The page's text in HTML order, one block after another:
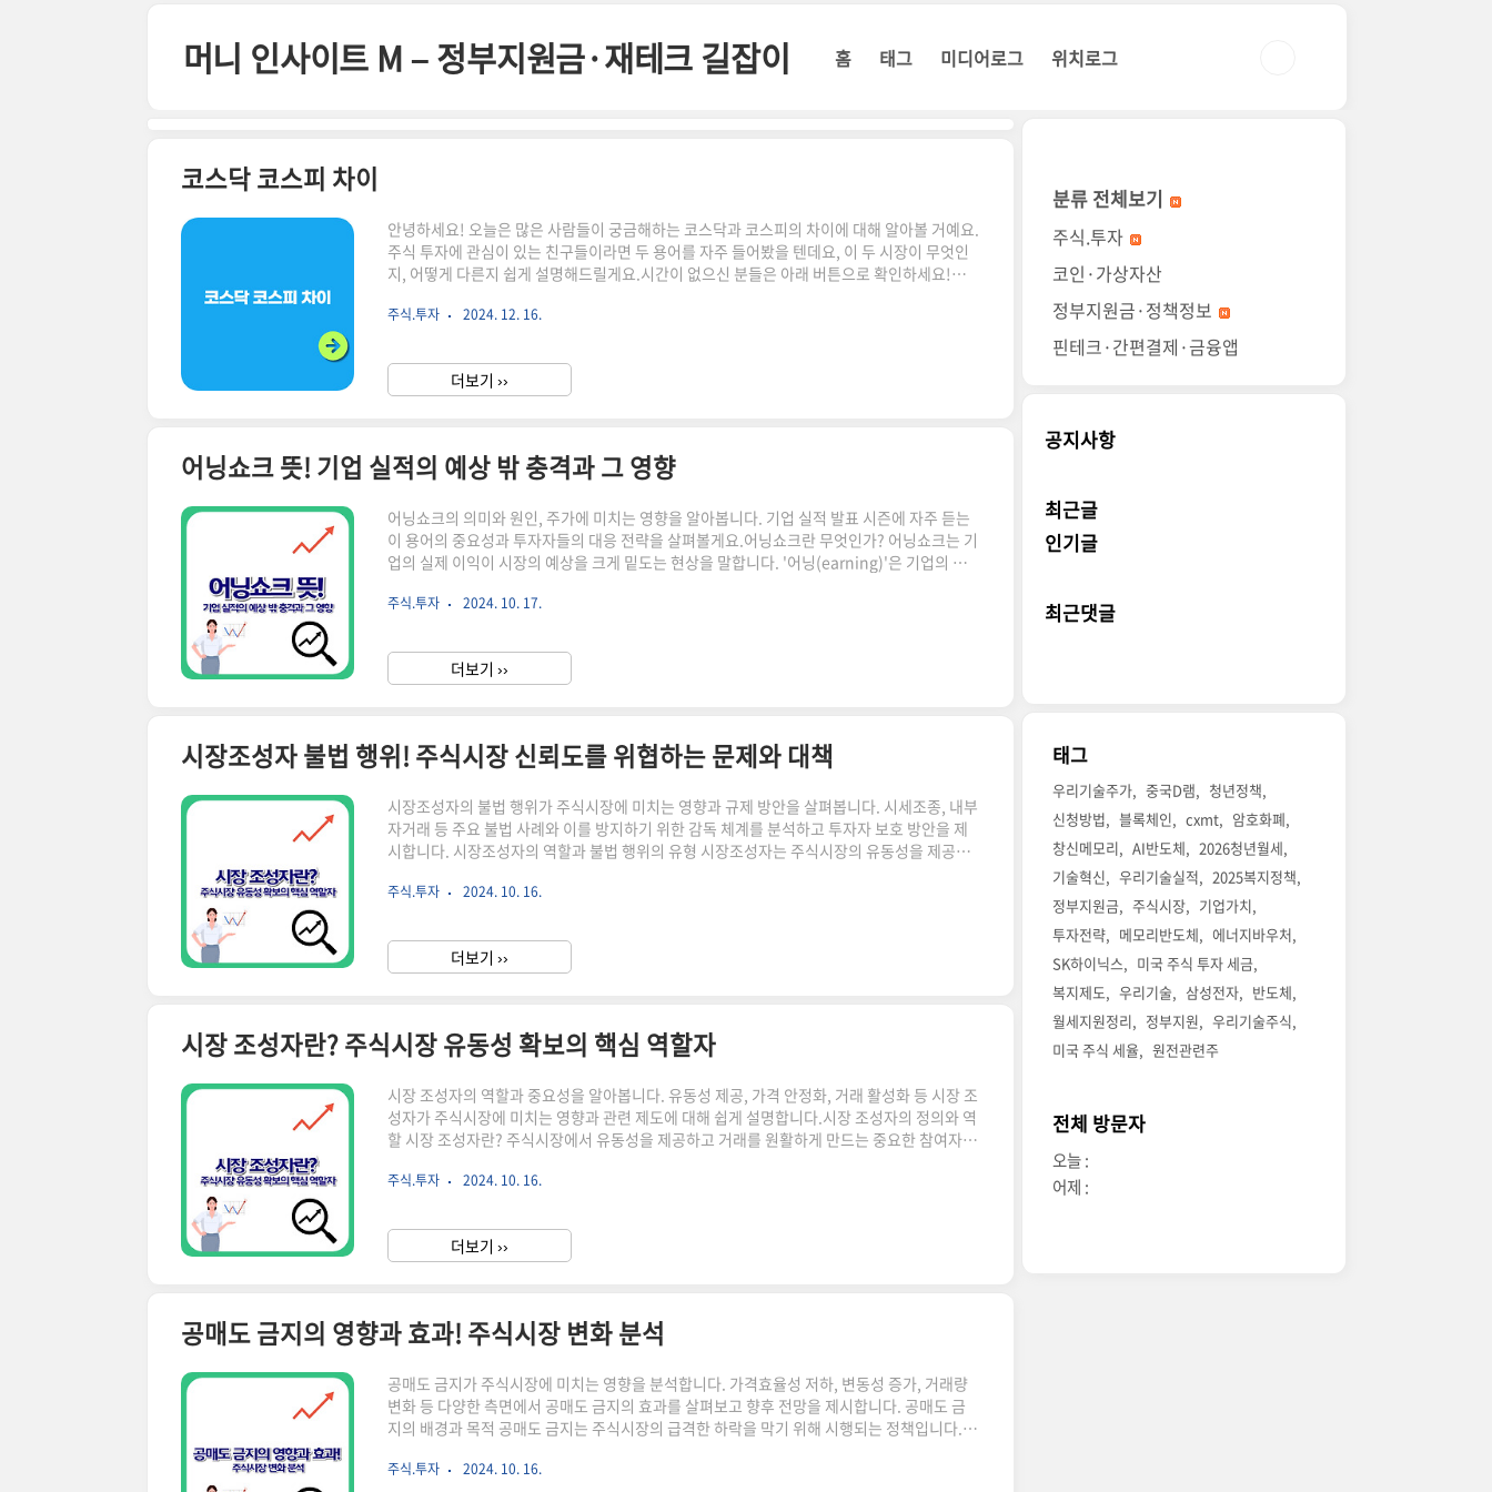
머니 인사이트 M – 정부지원금·재테크 길잡이 홈 태그 미디어로그 위치로그
코스닥 코스피 차이
안녕하세요! 오늘은 많은 사람들이 궁금해하는 코스닥과 코스피의 차이에 대해 알아볼 거예요.
주식 투자에 관심이 있는 친구들이라면 두 용어를 자주 들어봤을 텐데요, 이 두 시장이 무엇인
지, 어떻게 다른지 쉽게 설명해드릴게요.시간이 없으신 분들은 아래 버튼으로 확인하세요!미
(KOSPI)란?코스피는 한국 종합 주가지수로, 우리나라의 대표적인 주식 시장이에요. 주로 대
는 기업의 시가총액(주가와 주식 수를 곱한 값)을 기준으로 지수를 계산해요. 즉, 코스피가 오
르면 대기업들의 가치가 상승했다는 뜻이에요.코스피의 특징대기업 중심: 자본금 50..
주식.투자 2024. 12. 16.
더보기 ››
어닝쇼크 뜻! 기업 실적의 예상 밖 충격과 그 영향
어닝쇼크의 의미와 원인, 주가에 미치는 영향을 알아봅니다. 기업 실적 발표 시즌에 자주 듣는
이 용어의 중요성과 투자자들의 대응 전략을 살펴볼게요.어닝쇼크란 무엇인가? 어닝쇼크는 기
업의 실제 이익이 시장의 예상을 크게 밑도는 현상을 말합니다. '어닝(earning)'은 기업의 수
충격을 주는 상황을 가리킵니다.어닝쇼크의 특징예상 밖의 결과: 분석가들의 예측과 실제 실적
의 신뢰도가 떨어지고, 해당 기업 주식의 거래량이 급증할 수 있습니다.어닝쇼크와 어닝서프라
이즈의 차이어닝쇼크의 반대 개념으로 '어닝서프라이즈'가 있습..
주식.투자 2024. 10. 17.
더보기 ››
시장조성자 불법 행위! 주식시장 신뢰도를 위협하는 문제와 대책
시장조성자의 불법 행위가 주식시장에 미치는 영향과 규제 방안을 살펴봅니다. 시세조종, 내부
자거래 등 주요 불법 사례와 이를 방지하기 위한 감독 체계를 분석하고 투자자 보호 방안을 제
시합니다. 시장조성자의 역할과 불법 행위의 유형 시장조성자는 주식시장의 유동성을 제공하
인해 시장의 공정성과 투자자 신뢰가 위협받고 있습니다.시장조성자의 주요 기능유동성 제공:
드 축소주요 불법 행위 유형시세조종: 인위적으로 주가를 조작하는 행위내부자거래: 미공개 정
보를 이용한 거래프론트러닝: 고객 주문 정보를 이용한 선행매매허수주문: 실제 거래 의..
주식.투자 2024. 10. 16.
더보기 ››
시장 조성자란? 주식시장 유동성 확보의 핵심 역할자
시장 조성자의 역할과 중요성을 알아봅니다. 유동성 제공, 가격 안정화, 거래 활성화 등 시장 조
성자가 주식시장에 미치는 영향과 관련 제도에 대해 쉽게 설명합니다.시장 조성자의 정의와 역
할 시장 조성자란? 주식시장에서 유동성을 제공하고 거래를 원활하게 만드는 중요한 참여자입
지하는 역할을 합니다.시장 조성자의 주요 기능유동성 제공: 시장 조성자는 거래가 부진한 종
고팔 수 있도록 돕습니다.가격 안정화: 지속적인 호가 제시를 통해 주가의 급격한 변동을 방지
하고 시장의 안정성을 높입니다.스프레드 축소: 매수가와 매도가의 차이(스프레드)를..
주식.투자 2024. 10. 16.
더보기 ››
공매도 금지의 영향과 효과! 주식시장 변화 분석
공매도 금지가 주식시장에 미치는 영향을 분석합니다. 가격효율성 저하, 변동성 증가, 거래량
변화 등 다양한 측면에서 공매도 금지의 효과를 살펴보고 향후 전망을 제시합니다. 공매도 금
지의 배경과 목적 공매도 금지는 주식시장의 급격한 하락을 막기 위해 시행되는 정책입니다.
도는 주가가 떨어질 것으로 예상되는 주식을 빌려서 팔고나중에 더 낮은 가격에 사서 갚는 투자
주식.투자 2024. 10. 16.
분류 전체보기
주식.투자
코인·가상자산
정부지원금·정책정보
핀테크·간편결제·금융앱
공지사항
최근글
인기글
최근댓글
태그
우리기술주가 중국D램
청년정책
신청방법
블록체인 cxmt
암호화폐
창신메모리
AI반도체
2026청년월세
기술혁신
우리기술실적
2025복지정책
정부지원금
주식시장
기업가치
투자전략
메모리반도체
에너지바우처
SK하이닉스
미국 주식 투자 세금
복지제도
우리기술 삼성전자
반도체
월세지원정리
정부지원
우리기술주식
미국 주식 세율
원전관련주
전체 방문자
오늘 :
어제 :